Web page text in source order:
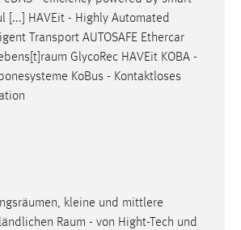
[...] HAVEit - Highly Automated
Transport AUTOSAFE Ethercar
GlycoRec HAVEit KOBA -
KoBus - Kontaktloses
kleine und mittlere
Raum - von Hight-Tech und